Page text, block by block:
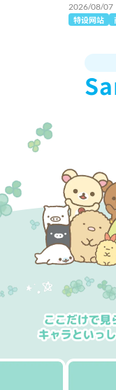
2026/08/07
特设网站